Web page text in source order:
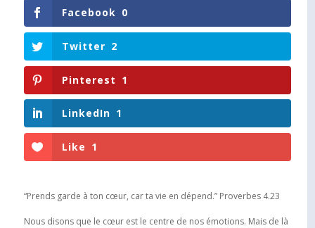
Facebook 0
Twitter 2
Pinterest 1
LinkedIn 1
Like 1
“Prends garde à ton cœur, car ta vie en dépend.” Proverbes 4.23
Nous disons que le cœur est le centre de nos émotions. Mais de là